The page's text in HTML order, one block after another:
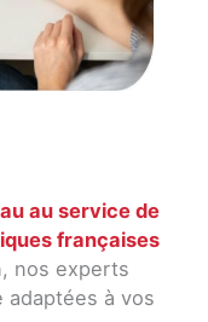
au service de
françaises
nos experts
à vos